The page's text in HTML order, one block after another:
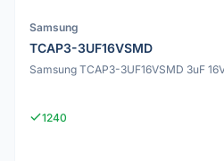
Samsung
TCAP3-3UF16VSMD
Samsung TCAP3-3UF16VSMD 3uF
1240